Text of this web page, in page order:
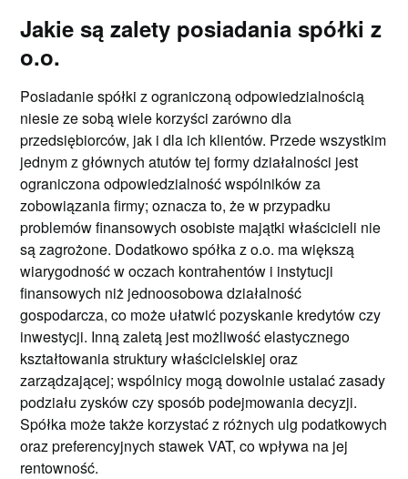
Jakie są zalety posiadania spółki z
o.o.
Posiadanie spółki z ograniczoną odpowiedzialnością
niesie ze sobą wiele korzyści zarówno dla
przedsiębiorców, jak i dla ich klientów. Przede wszystkim
jednym z głównych atutów tej formy działalności jest
ograniczona odpowiedzialność wspólników za
zobowiązania firmy; oznacza to, że w przypadku
problemów finansowych osobiste majątki właścicieli nie
są zagrożone. Dodatkowo spółka z o.o. ma większą
wiarygodność w oczach kontrahentów i instytucji
finansowych niż jednoosobowa działalność
gospodarcza, co może ułatwić pozyskanie kredytów czy
inwestycji. Inną zaletą jest możliwość elastycznego
kształtowania struktury właścicielskiej oraz
zarządzającej; wspólnicy mogą dowolnie ustalać zasady
podziału zysków czy sposób podejmowania decyzji.
Spółka może także korzystać z różnych ulg podatkowych
oraz preferencyjnych stawek VAT, co wpływa na jej
rentowność.